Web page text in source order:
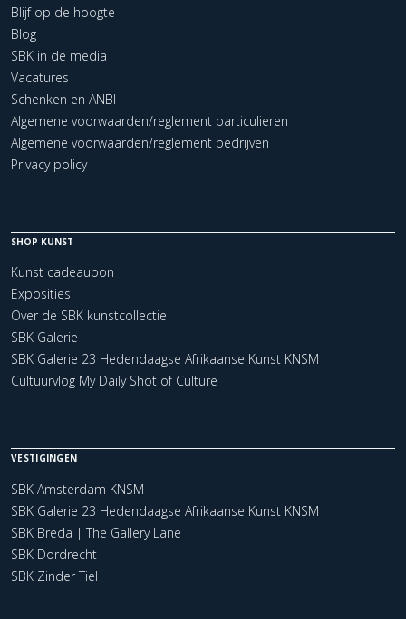
Blijf op de hoogte
Blog
SBK in de media
Vacatures
Schenken en ANBI
Algemene voorwaarden/reglement particulieren
Algemene voorwaarden/reglement bedrijven
Privacy policy
SHOP KUNST
Kunst cadeaubon
Exposities
Over de SBK kunstcollectie
SBK Galerie
SBK Galerie 23 Hedendaagse Afrikaanse Kunst KNSM
Cultuurvlog My Daily Shot of Culture
VESTIGINGEN
SBK Amsterdam KNSM
SBK Galerie 23 Hedendaagse Afrikaanse Kunst KNSM
SBK Breda | The Gallery Lane
SBK Dordrecht
SBK Zinder Tiel